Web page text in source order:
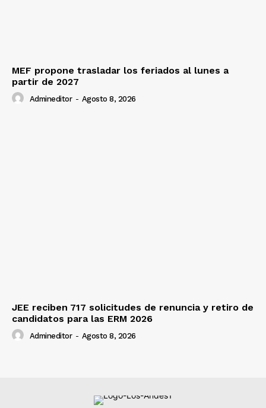
MEF propone trasladar los feriados al lunes a
partir de 2027
Admineditor - Agosto 8, 2026
JEE reciben 717 solicitudes de renuncia y retiro de
candidatos para las ERM 2026
Admineditor - Agosto 8, 2026